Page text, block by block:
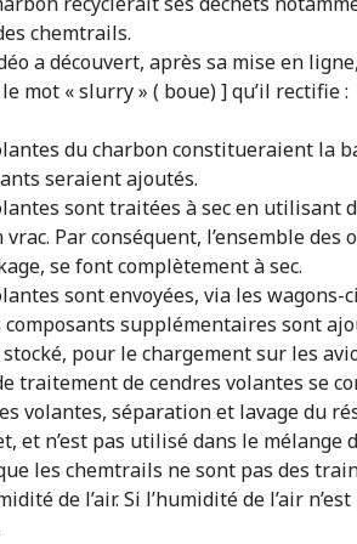
chemtrails.
a découvert, après sa mise en
mot « slurry » ( boue) ] qu’il rectifie :
du charbon constitueraient la
seraient ajoutés.
sont traitées à sec en utilisant
Par conséquent, l’ensemble
se font complètement à sec.
sont envoyées, via les
supplémentaires sont
pour le chargement sur les
traitement de cendres volantes se
volantes, séparation et lavage du
et n’est pas utilisé dans le mélange
les chemtrails ne sont pas des
de l’air. Si l’humidité de l’air